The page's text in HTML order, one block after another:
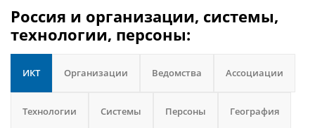
Россия и организации, системы,
технологии, персоны:
ИКТ Организации Ведомства Ассоциации
Технологии Системы Персоны География